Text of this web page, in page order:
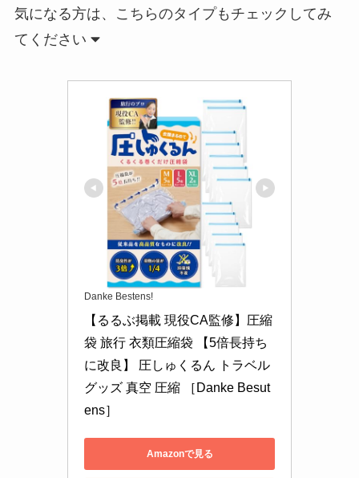
気になる方は、こちらのタイプもチェックしてみ
てください
Danke Bestens!
【るるぶ掲載 現役CA監修】圧縮
袋 旅行 衣類圧縮袋 【5倍長持ち
に改良】 圧しゅくるん トラベル
グッズ 真空 圧縮 ［Danke Besut
ens］
Amazonで見る